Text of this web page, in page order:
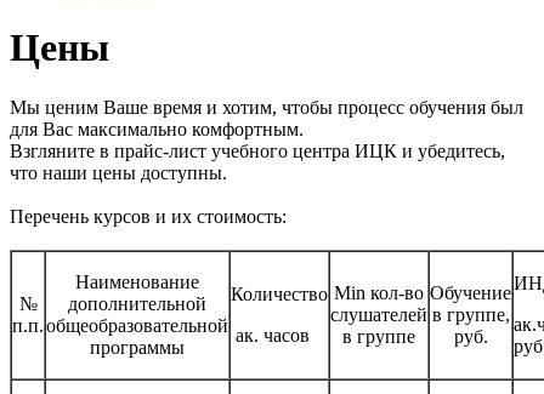
Цены
Мы ценим Ваше время и хотим, чтобы процесс обучения был
для Вас максимально комфортным.
Взгляните в прайс-лист учебного центра ИЦК и убедитесь,
что наши цены доступны.
Перечень курсов и их стоимость:
№
п.п.
Наименование
дополнительной
общеобразовательной
программы
Количество
ак. часов
Мin кол-во
слушателей
в группе
Обучение
в группе,
руб.